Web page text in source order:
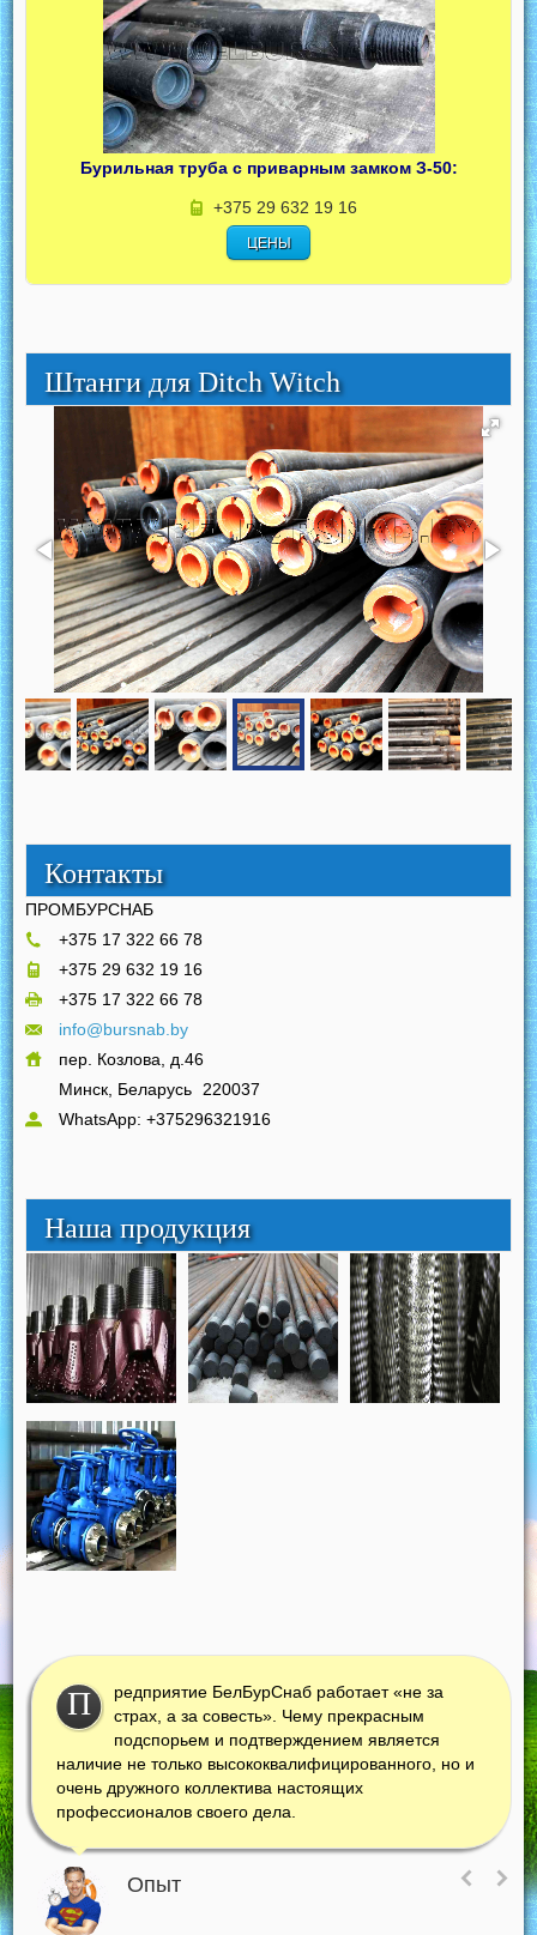
Бурильная труба с приварным замком З-50:
+375 29 632 19 16
ЦЕНЫ
Штанги для Ditch Witch
Контакты
ПРОМБУРСНАБ
+375 17 322 66 78
+375 29 632 19 16
+375 17 322 66 78
info@bursnab.by
пер. Козлова, д.46
Минск, Беларусь 220037
WhatsApp: +375296321916
Наша продукция
П
редприятие БелБурСнаб работает «не за
страх, а за совесть». Чему прекрасным
подспорьем и подтверждением является
наличие не только высококвалифицированного, но и
очень дружного коллектива настоящих
профессионалов своего дела.
Опыт